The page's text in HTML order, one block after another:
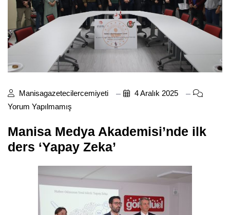
Manisagazetecilercemiyeti
4 Aralık 2025
Yorum Yapılmamış
Manisa Medya Akademisi’nde ilk
ders ‘Yapay Zeka’